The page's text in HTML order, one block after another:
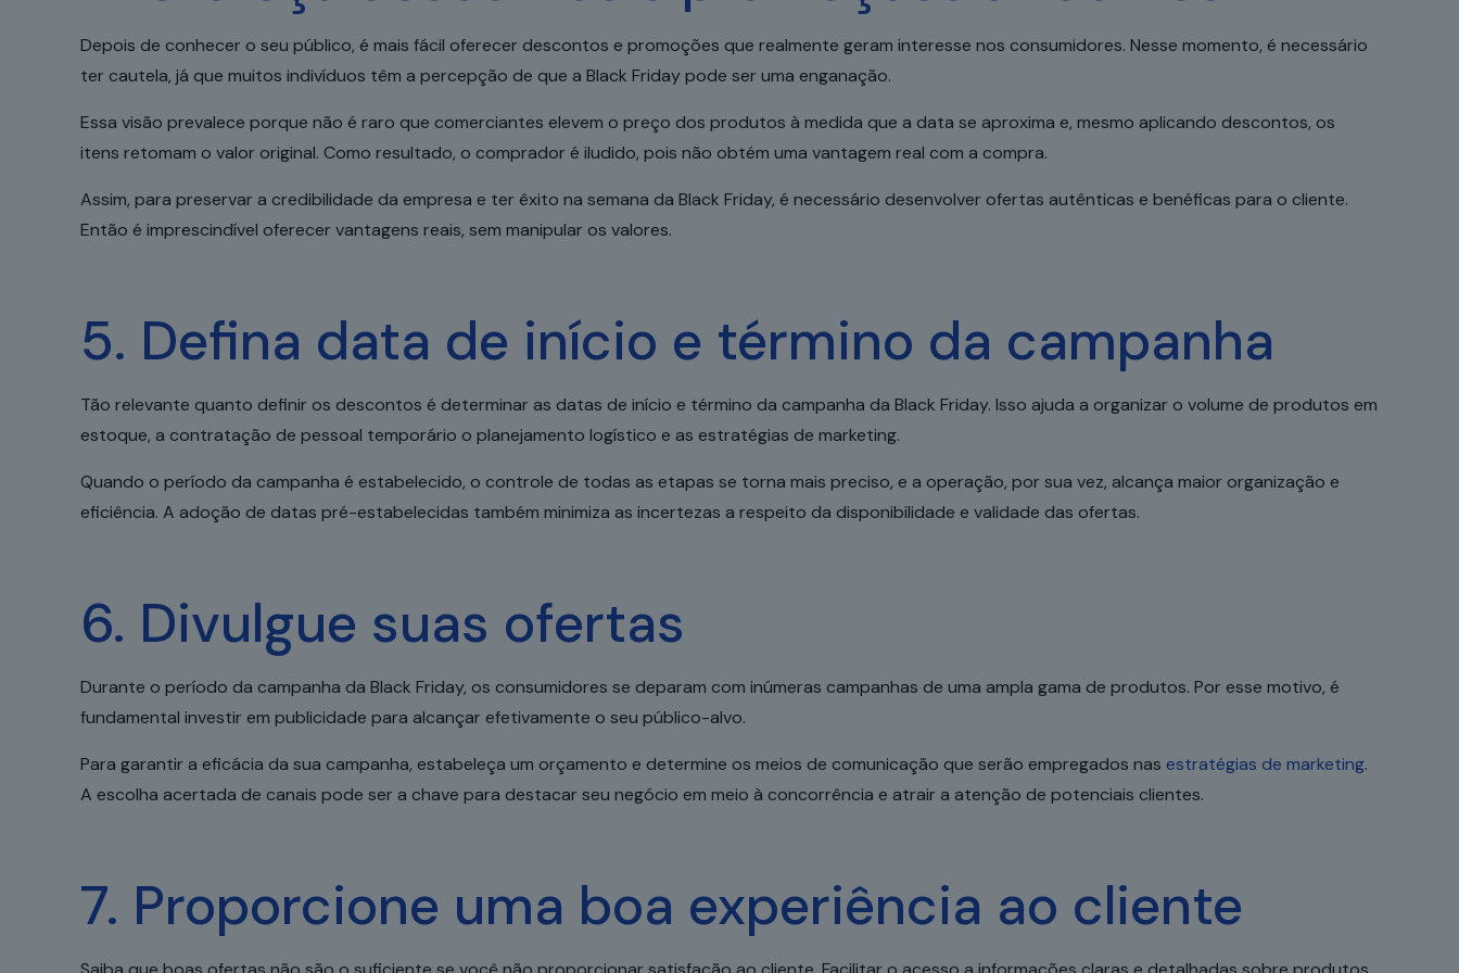
Depois de conhecer o seu público, é mais fácil oferecer descontos e promoções que realmente geram interesse nos consumidores. Nesse momento, é necessário
ter cautela, já que muitos indivíduos têm a percepção de que a Black Friday pode ser uma enganação.
Essa visão prevalece porque não é raro que comerciantes elevem o preço dos produtos à medida que a data se aproxima e, mesmo aplicando descontos, os
itens retomam o valor original. Como resultado, o comprador é iludido, pois não obtém uma vantagem real com a compra.
Assim, para preservar a credibilidade da empresa e ter êxito na semana da Black Friday, é necessário desenvolver ofertas autênticas e benéficas para o cliente.
Então é imprescindível oferecer vantagens reais, sem manipular os valores.
5. Defina data de início e término da campanha
Tão relevante quanto definir os descontos é determinar as datas de início e término da campanha da Black Friday. Isso ajuda a organizar o volume de produtos em
estoque, a contratação de pessoal temporário o planejamento logístico e as estratégias de marketing.
Quando o período da campanha é estabelecido, o controle de todas as etapas se torna mais preciso, e a operação, por sua vez, alcança maior organização e
eficiência. A adoção de datas pré-estabelecidas também minimiza as incertezas a respeito da disponibilidade e validade das ofertas.
6. Divulgue suas ofertas
Durante o período da campanha da Black Friday, os consumidores se deparam com inúmeras campanhas de uma ampla gama de produtos. Por esse motivo, é
fundamental investir em publicidade para alcançar efetivamente o seu público-alvo.
Para garantir a eficácia da sua campanha, estabeleça um orçamento e determine os meios de comunicação que serão empregados nasestratégias de marketing.
A escolha acertada de canais pode ser a chave para destacar seu negócio em meio à concorrência e atrair a atenção de potenciais clientes.
7. Proporcione uma boa experiência ao cliente